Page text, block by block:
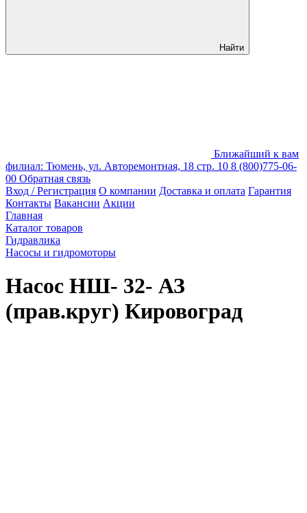
Найти
Ближайший к вам
филиал: Тюмень, ул. Авторемонтная, 18 стр. 10 8 (800)775-06-
00 Обратная связь
Вход / Регистрация О компании Доставка и оплата Гарантия
Контакты Вакансии Акции
Главная
Каталог товаров
Гидравлика
Насосы и гидромоторы
Насос НШ- 32- АЗ
(прав.круг) Кировоград